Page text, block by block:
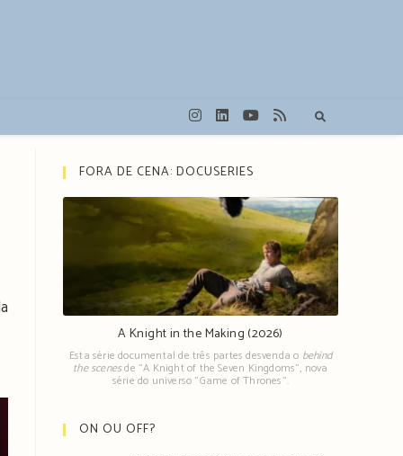
FORA DE CENA: DOCUSERIES
A Knight in the Making (2026)
Esta série documental de três partes desvenda o behind
the scenesde "A Knight of the Seven Kingdoms", nova
série do universo "Game of Thrones".
ON OU OFF?